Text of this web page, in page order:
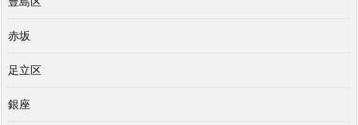
赤坂
足立区
銀座